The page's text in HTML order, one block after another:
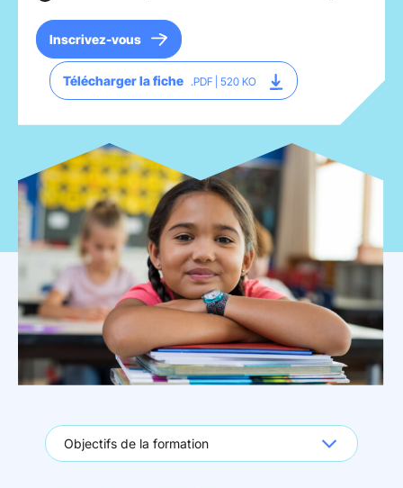
Inscrivez-vous
Télécharger la fiche .PDF | 520 KO